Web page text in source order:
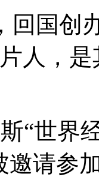
回国创
人，
“世界
邀请参